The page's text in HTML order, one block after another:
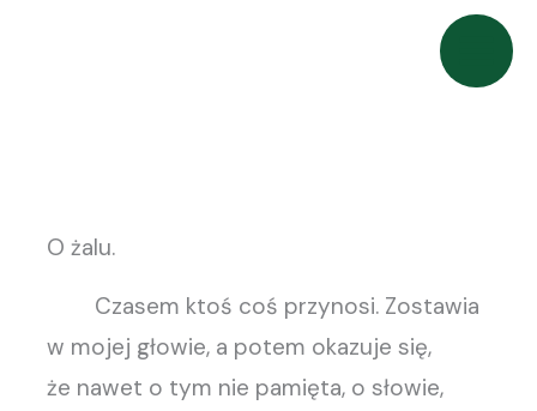
O żalu.
Czasem ktoś coś przynosi. Zostawia
w mojej głowie, a potem okazuje się,
że nawet o tym nie pamięta, o słowie,